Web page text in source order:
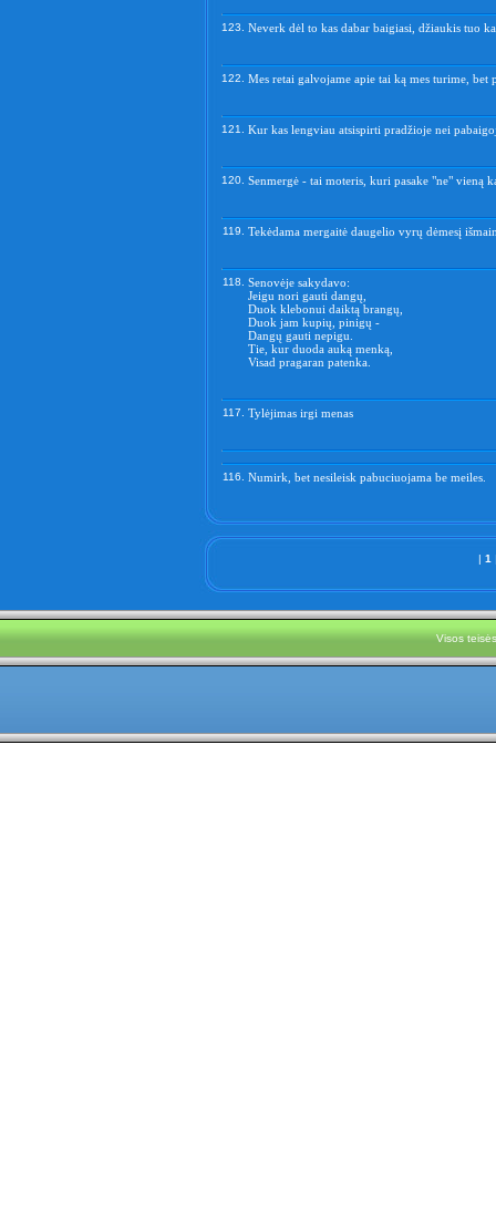
123. Neverk dėl to kas dabar baigiasi, džiaukis tuo
122. Mes retai galvojame apie tai ką mes turime, bet
121. Kur kas lengviau atsispirti pradžioje nei
120. Senmergė - tai moteris, kuri pasake "ne" vieną
119. Tekėdama mergaitė daugelio vyrų dėmesį
118. Senovėje sakydavo:
Jeigu nori gauti dangų,
Duok klebonui daiktą brangų,
Duok jam kupių, pinigų -
Dangų gauti nepigu.
Tie, kur duoda auką menką,
Visad pragaran patenka.
117. Tylėjimas irgi menas
116. Numirk, bet nesileisk pabuciuojama be meiles.
| 1
Visos